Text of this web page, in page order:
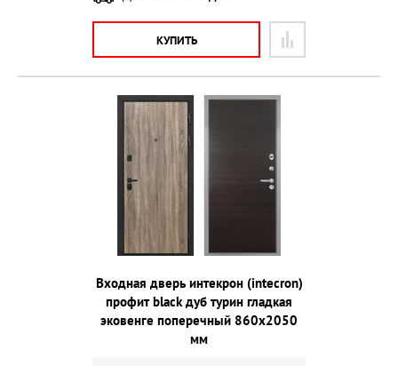
КУПИТЬ
Входная дверь интекрон (intecron)
профит black дуб турин гладкая
эковенге поперечный 860х2050
мм